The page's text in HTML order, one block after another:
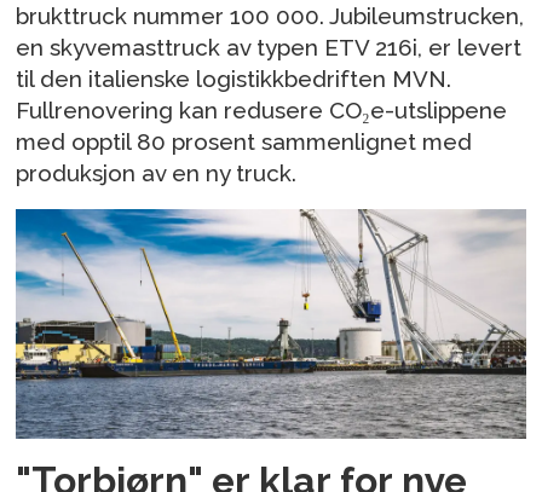
brukttruck nummer 100 000. Jubileumstrucken,
en skyvemasttruck av typen ETV 216i, er levert
til den italienske logistikkbedriften MVN.
Fullrenovering kan redusere CO₂e-utslippene
med opptil 80 prosent sammenlignet med
produksjon av en ny truck.
"Torbjørn" er klar for nye